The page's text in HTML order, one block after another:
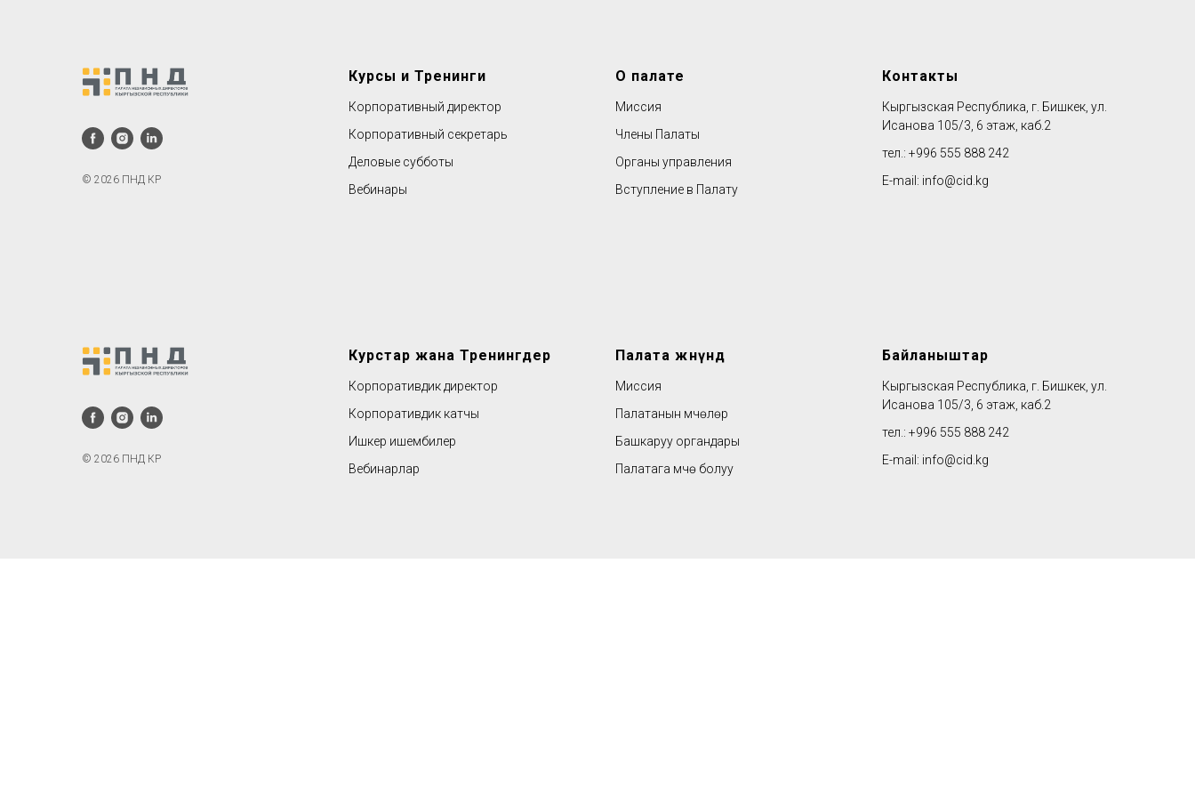
© 2026 ПНД КР
Курсы и Тренинги
Корпоративный директор
Корпоративный секретарь
Деловые субботы
Вебинары
О палате
Миссия
Члены Палаты
Органы управления
Вступление в Палату
Контакты
Кыргызская Республика, г. Бишкек, ул.
Исанова 105/3, 6 этаж, каб.2
тел.: +996 555 888 242
E-mail: info@cid.kg
© 2026 ПНД КР
Курстар жана Тренингдер
Корпоративдик директор
Корпоративдик катчы
Ишкер ишембилер
Вебинарлар
Палата жөнүндө
Миссия
Палатанын мүчөлөрү
Башкаруу органдары
Палатага мүчө болуу
Байланыштар
Кыргызская Республика, г. Бишкек, ул.
Исанова 105/3, 6 этаж, каб.2
тел.: +996 555 888 242
E-mail: info@cid.kg